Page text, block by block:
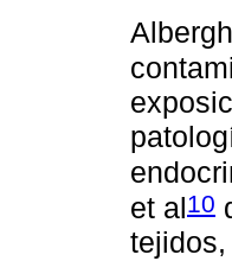
et al10